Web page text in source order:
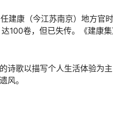
建康（今江苏南京）地方官
100卷，但已失传。《建康
诗歌以描写个人生活体验为
风。